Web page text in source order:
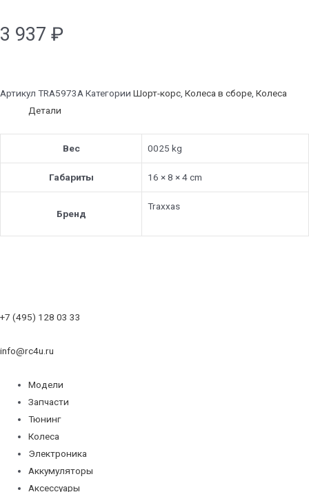
3 937 ₽
Артикул TRA5973AКатегории Шорт-корс, Колеса в сборе, Колеса
Детали
Вес 0025 kg
Габариты 16 × 8 × 4 cm
Бренд
Traxxas
+7 (495) 128 03 33
info@rc4u.ru
Модели
Запчасти
Тюнинг
Колеса
Электроника
Аккумуляторы
Аксессуары